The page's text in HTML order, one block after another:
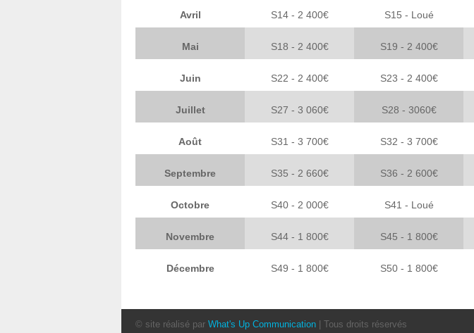
Avril
Mai
Juin
Juillet
Août
Septembre
Octobre
Novembre
Décembre
S14 - 2 400€
S18 - 2 400€
S22 - 2 400€
S27 - 3 060€
S31 - 3 700€
S35 - 2 660€
S40 - 2 000€
S44 - 1 800€
S49 - 1 800€
S15 - Loué
S19 - 2 400€
S23 - 2 400€
S28 - 3060€
S32 - 3 700€
S36 - 2 600€
S41 - Loué
S45 - 1 800€
S50 - 1 800€
© site réalisé par What's Up Communication | Tous droits réservés